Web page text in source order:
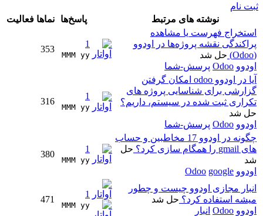
ثبت نام
نوشته های مرتبط
پاسخ‌ها نماها فعالیت
استخراج فهرست یا مشاهده
پراکندگی نقشه پروژه‌ها در اودوو
(Odoo)
حل شد
اودوو Odoo پرسش-شما
1
MMM yy
353
آیا در اودوو odoo امکان گرفتن
گزارشی برای شناسایی پروژه های
تکراری ثبت شده در سیستم، داریم؟
حل شد
اودوو Odoo پرسش-شما
1
MMM yy
316
چگونه در اودوو 17 مخاطبین و حساب
های gmail را همگام سازی کرد؟
حل
شد
اودوو
Odoo google
1
MMM yy
380
انبار مجازی اودوو چیست و چطور
میشه استفاده کرد؟ حل شد
اودوو Odoo انبار
1
MMM yy
471